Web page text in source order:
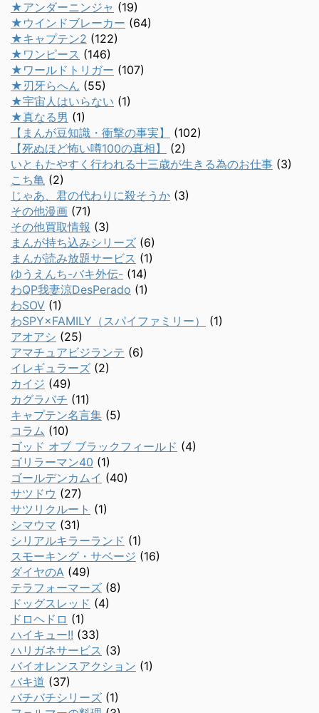
★アンダーニンジャ (19)
★ウインドブレーカー (64)
★キャプテン2 (122)
★ワンピース (146)
★ワールドトリガー (107)
★刃牙らへん (55)
★宇宙人はいらない (1)
★真なる男 (1)
【まんが豆知識・衝撃の事実】
(102)
【死ぬほど怖い噂100の真相】
(2)
いともたやすく行われる十三歳が生きる為のお仕事 (3)
こち亀 (2)
じゃあ、君の代わりに殺そうか (3)
その他漫画 (71)
その他買取情報 (3)
まんが持ち込みシリーズ (6)
まんが読み放題サービス (1)
ゆうえんち-バキ外伝- (14)
わQP我妻涼DesPerado (1)
わSOV (1)
わSPY×FAMILY（スパイファミリー）
(1)
アオアシ (25)
アマチュアビジランテ (6)
イレギュラーズ (2)
カイジ (49)
カグラバチ (11)
キャプテン名言集 (5)
コラム (10)
ゴッド オブ ブラックフィールド (4)
ゴリラーマン40 (1)
ゴールデンカムイ (40)
サツドウ (27)
サツリクルート (1)
シマウマ (31)
シリアルキラーランド (1)
スモーキング・サベージ (16)
ダイヤのA (49)
テラフォーマーズ (8)
ドッグスレッド (4)
ドロヘドロ (1)
ハイキュー!! (33)
ハリガネサービス (3)
バイオレンスアクション (1)
バキ道 (37)
バチバチシリーズ (1)